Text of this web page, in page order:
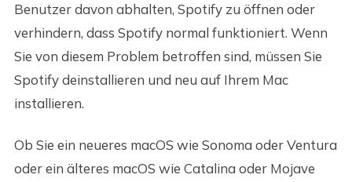
Benutzer davon abhalten, Spotify zu öffnen oder
verhindern, dass Spotify normal funktioniert. Wenn
Sie von diesem Problem betroffen sind, müssen Sie
Spotify deinstallieren und neu auf Ihrem Mac
installieren.
Ob Sie ein neueres macOS wie Sonoma oder Ventura
oder ein älteres macOS wie Catalina oder Mojave